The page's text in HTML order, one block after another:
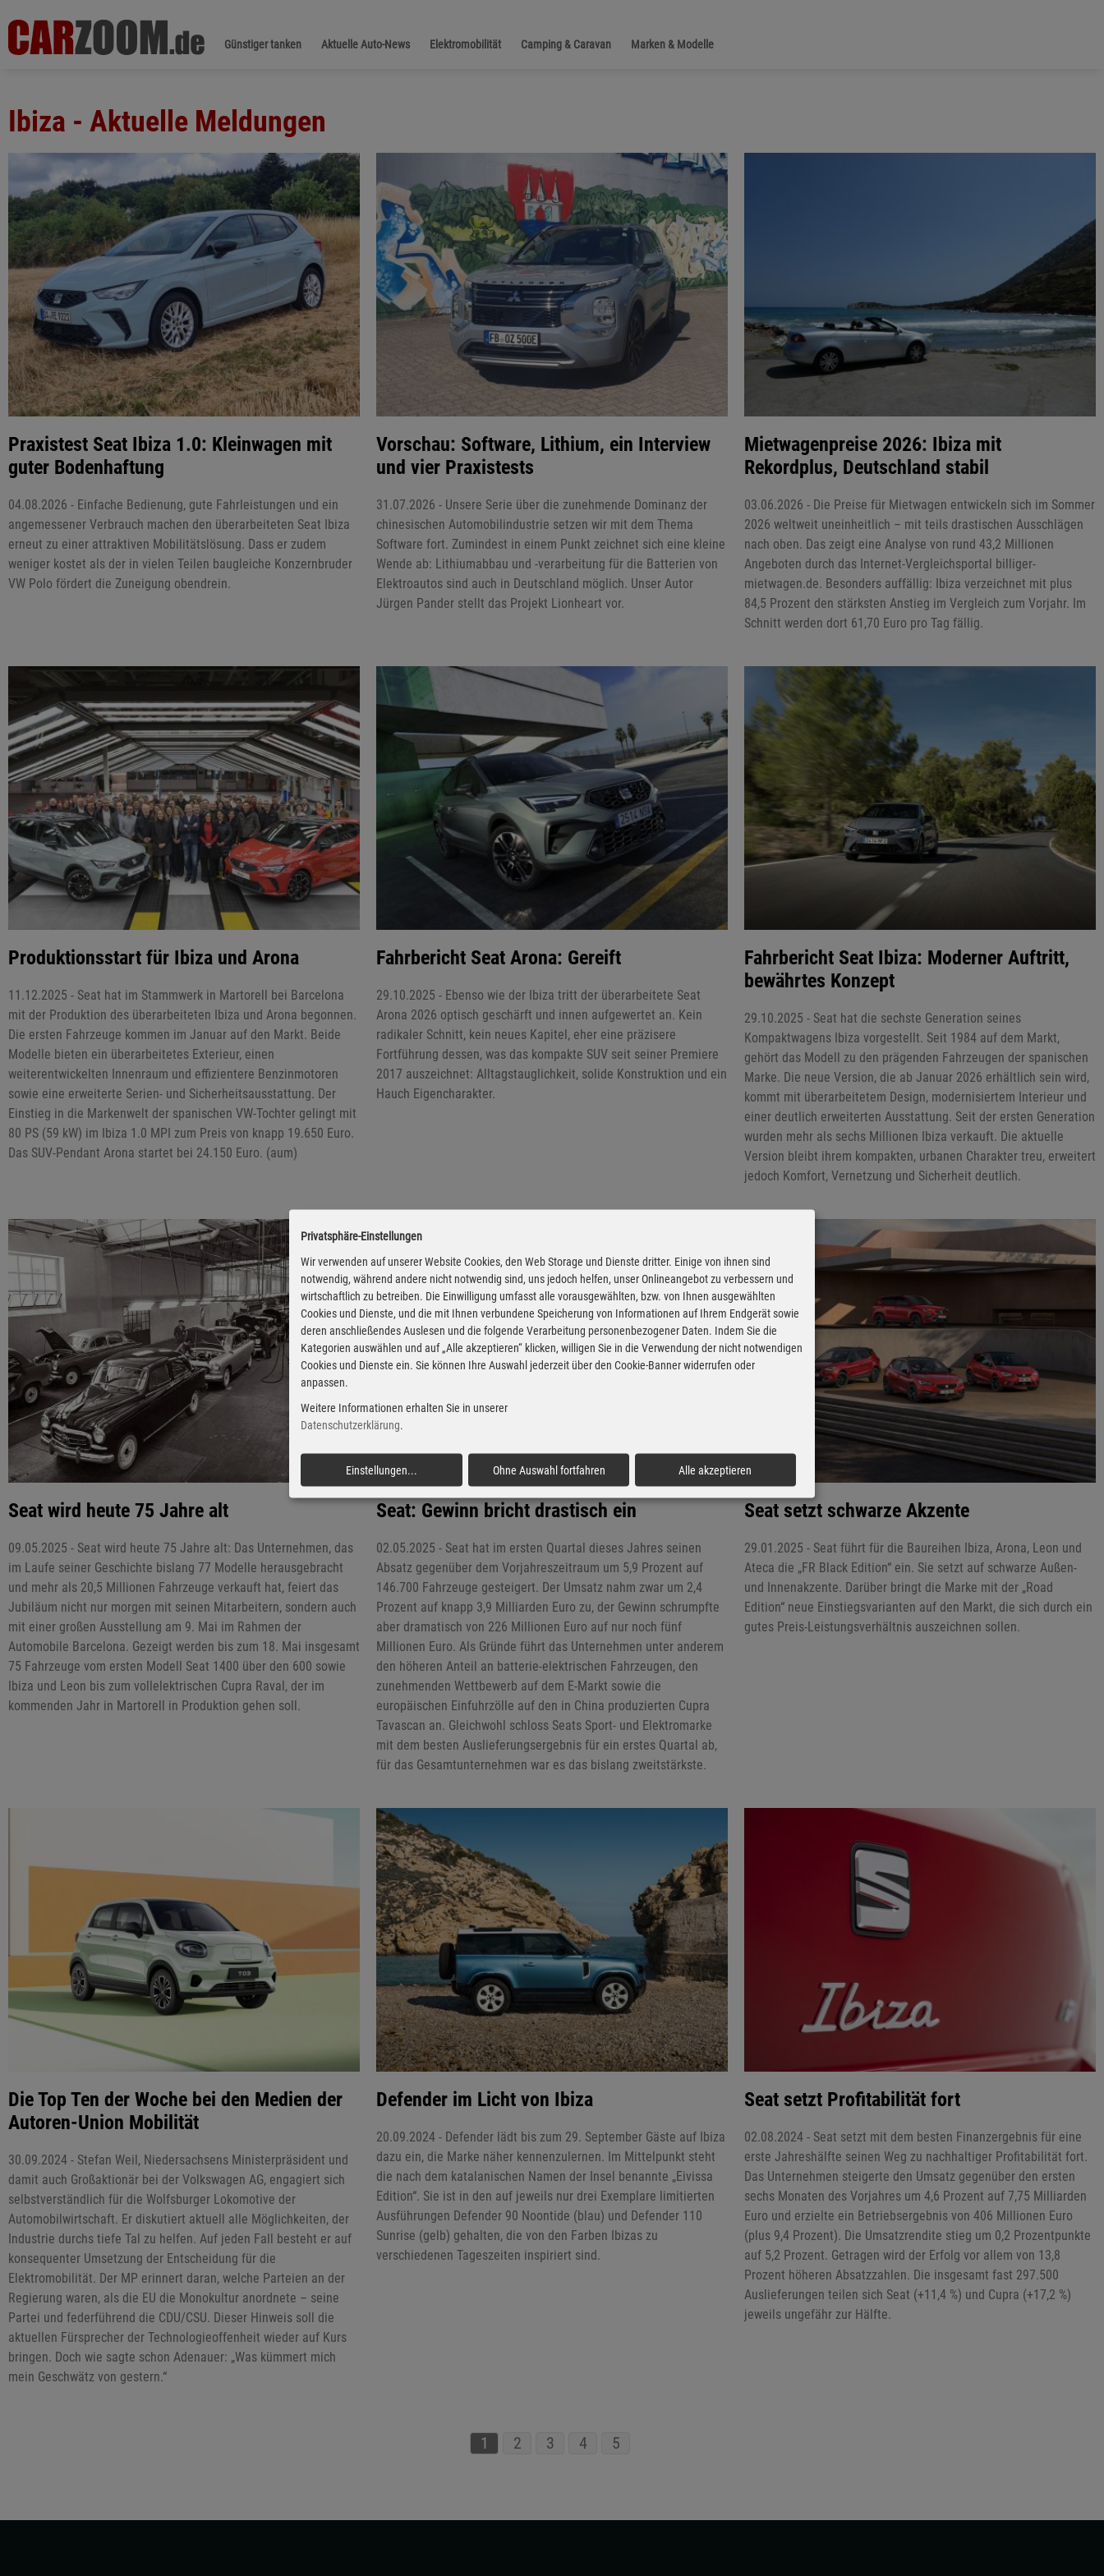
Günstiger tanken Aktuelle Auto-News Elektromobilität Camping & Caravan Marken & Modelle
Ibiza - Aktuelle Meldungen
Praxistest Seat Ibiza 1.0: Kleinwagen mit
guter Bodenhaftung
04.08.2026 - Einfache Bedienung, gute Fahrleistungen und ein
angemessener Verbrauch machen den überarbeiteten Seat Ibiza
erneut zu einer attraktiven Mobilitätslösung. Dass er zudem
weniger kostet als der in vielen Teilen baugleiche Konzernbruder
VW Polo fördert die Zuneigung obendrein.
Vorschau: Software, Lithium, ein Interview
und vier Praxistests
31.07.2026 - Unsere Serie über die zunehmende Dominanz der
chinesischen Automobilindustrie setzen wir mit dem Thema
Software fort. Zumindest in einem Punkt zeichnet sich eine kleine
Wende ab: Lithiumabbau und -verarbeitung für die Batterien von
Elektroautos sind auch in Deutschland möglich. Unser Autor
Jürgen Pander stellt das Projekt Lionheart vor.
Mietwagenpreise 2026: Ibiza mit
Rekordplus, Deutschland stabil
03.06.2026 - Die Preise für Mietwagen entwickeln sich im Sommer
2026 weltweit uneinheitlich – mit teils drastischen Ausschlägen
nach oben. Das zeigt eine Analyse von rund 43,2 Millionen
Angeboten durch das Internet-Vergleichsportal billiger-
mietwagen.de. Besonders auffällig: Ibiza verzeichnet mit plus
84,5 Prozent den stärksten Anstieg im Vergleich zum Vorjahr. Im
Schnitt werden dort 61,70 Euro pro Tag fällig.
Produktionsstart für Ibiza und Arona
11.12.2025 - Seat hat im Stammwerk in Martorell bei Barcelona
mit der Produktion des überarbeiteten Ibiza und Arona begonnen.
Die ersten Fahrzeuge kommen im Januar auf den Markt. Beide
Modelle bieten ein überarbeitetes Exterieur, einen
weiterentwickelten Innenraum und effizientere Benzinmotoren
sowie eine erweiterte Serien- und Sicherheitsausstattung. Der
Einstieg in die Markenwelt der spanischen VW-Tochter gelingt mit
80 PS (59 kW) im Ibiza 1.0 MPI zum Preis von knapp 19.650 Euro.
Das SUV-Pendant Arona startet bei 24.150 Euro. (aum)
Fahrbericht Seat Arona: Gereift
29.10.2025 - Ebenso wie der Ibiza tritt der überarbeitete Seat
Arona 2026 optisch geschärft und innen aufgewertet an. Kein
radikaler Schnitt, kein neues Kapitel, eher eine präzisere
Fortführung dessen, was das kompakte SUV seit seiner Premiere
2017 auszeichnet: Alltagstauglichkeit, solide Konstruktion und ein
Hauch Eigencharakter.
Fahrbericht Seat Ibiza: Moderner Auftritt,
bewährtes Konzept
29.10.2025 - Seat hat die sechste Generation seines
Kompaktwagens Ibiza vorgestellt. Seit 1984 auf dem Markt,
gehört das Modell zu den prägenden Fahrzeugen der spanischen
Marke. Die neue Version, die ab Januar 2026 erhältlich sein wird,
kommt mit überarbeitetem Design, modernisiertem Interieur und
einer deutlich erweiterten Ausstattung. Seit der ersten Generation
wurden mehr als sechs Millionen Ibiza verkauft. Die aktuelle
Version bleibt ihrem kompakten, urbanen Charakter treu, erweitert
jedoch Komfort, Vernetzung und Sicherheit deutlich.
Seat wird heute 75 Jahre alt
09.05.2025 - Seat wird heute 75 Jahre alt: Das Unternehmen, das
im Laufe seiner Geschichte bislang 77 Modelle herausgebracht
und mehr als 20,5 Millionen Fahrzeuge verkauft hat, feiert das
Jubiläum nicht nur morgen mit seinen Mitarbeitern, sondern auch
mit einer großen Ausstellung am 9. Mai im Rahmen der
Automobile Barcelona. Gezeigt werden bis zum 18. Mai insgesamt
75 Fahrzeuge vom ersten Modell Seat 1400 über den 600 sowie
Ibiza und Leon bis zum vollelektrischen Cupra Raval, der im
kommenden Jahr in Martorell in Produktion gehen soll.
Seat: Gewinn bricht drastisch ein
02.05.2025 - Seat hat im ersten Quartal dieses Jahres seinen
Absatz gegenüber dem Vorjahreszeitraum um 5,9 Prozent auf
146.700 Fahrzeuge gesteigert. Der Umsatz nahm zwar um 2,4
Prozent auf knapp 3,9 Milliarden Euro zu, der Gewinn schrumpfte
aber dramatisch von 226 Millionen Euro auf nur noch fünf
Millionen Euro. Als Gründe führt das Unternehmen unter anderem
den höheren Anteil an batterie-elektrischen Fahrzeugen, den
zunehmenden Wettbewerb auf dem E-Markt sowie die
europäischen Einfuhrzölle auf den in China produzierten Cupra
Tavascan an. Gleichwohl schloss Seats Sport- und Elektromarke
mit dem besten Auslieferungsergebnis für ein erstes Quartal ab,
für das Gesamtunternehmen war es das bislang zweitstärkste.
Seat setzt schwarze Akzente
29.01.2025 - Seat führt für die Baureihen Ibiza, Arona, Leon und
Ateca die „FR Black Edition“ ein. Sie setzt auf schwarze Außen-
und Innenakzente. Darüber bringt die Marke mit der „Road
Edition“ neue Einstiegsvarianten auf den Markt, die sich durch ein
gutes Preis-Leistungsverhältnis auszeichnen sollen.
Die Top Ten der Woche bei den Medien der
Autoren-Union Mobilität
30.09.2024 - Stefan Weil, Niedersachsens Ministerpräsident und
damit auch Großaktionär bei der Volkswagen AG, engagiert sich
selbstverständlich für die Wolfsburger Lokomotive der
Automobilwirtschaft. Er diskutiert aktuell alle Möglichkeiten, der
Industrie durchs tiefe Tal zu helfen. Auf jeden Fall besteht er auf
konsequenter Umsetzung der Entscheidung für die
Elektromobilität. Der MP erinnert daran, welche Parteien an der
Regierung waren, als die EU die Monokultur anordnete – seine
Partei und federführend die CDU/CSU. Dieser Hinweis soll die
aktuellen Fürsprecher der Technologieoffenheit wieder auf Kurs
bringen. Doch wie sagte schon Adenauer: „Was kümmert mich
mein Geschwätz von gestern.“
Defender im Licht von Ibiza
20.09.2024 - Defender lädt bis zum 29. September Gäste auf Ibiza
dazu ein, die Marke näher kennenzulernen. Im Mittelpunkt steht
die nach dem katalanischen Namen der Insel benannte „Eivissa
Edition“. Sie ist in den auf jeweils nur drei Exemplare limitierten
Ausführungen Defender 90 Noontide (blau) und Defender 110
Sunrise (gelb) gehalten, die von den Farben Ibizas zu
verschiedenen Tageszeiten inspiriert sind.
Seat setzt Profitabilität fort
02.08.2024 - Seat setzt mit dem besten Finanzergebnis für eine
erste Jahreshälfte seinen Weg zu nachhaltiger Profitabilität fort.
Das Unternehmen steigerte den Umsatz gegenüber den ersten
sechs Monaten des Vorjahres um 4,6 Prozent auf 7,75 Milliarden
Euro und erzielte ein Betriebsergebnis von 406 Millionen Euro
(plus 9,4 Prozent). Die Umsatzrendite stieg um 0,2 Prozentpunkte
auf 5,2 Prozent. Getragen wird der Erfolg vor allem von 13,8
Prozent höheren Absatzzahlen. Die insgesamt fast 297.500
Auslieferungen teilen sich Seat (+11,4 %) und Cupra (+17,2 %)
jeweils ungefähr zur Hälfte.
1 2 3 4 5
Privatsphäre-Einstellungen
Wir verwenden auf unserer Website Cookies, den Web Storage und Dienste dritter. Einige von ihnen sind
notwendig, während andere nicht notwendig sind, uns jedoch helfen, unser Onlineangebot zu verbessern und
wirtschaftlich zu betreiben. Die Einwilligung umfasst alle vorausgewählten, bzw. von Ihnen ausgewählten
Cookies und Dienste, und die mit Ihnen verbundene Speicherung von Informationen auf Ihrem Endgerät sowie
deren anschließendes Auslesen und die folgende Verarbeitung personenbezogener Daten. Indem Sie die
Kategorien auswählen und auf „Alle akzeptieren“ klicken, willigen Sie in die Verwendung der nicht notwendigen
Cookies und Dienste ein. Sie können Ihre Auswahl jederzeit über den Cookie-Banner widerrufen oder
anpassen.
Weitere Informationen erhalten Sie in unserer
Datenschutzerklärung.
Einstellungen... Ohne Auswahl fortfahren Alle akzeptieren